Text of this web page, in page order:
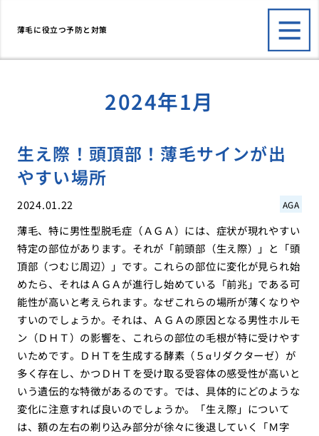
薄毛に役立つ予防と対策
2024年1月
生え際！頭頂部！薄毛サインが出
やすい場所
2024.01.22 AGA
薄毛、特に男性型脱毛症（ＡＧＡ）には、症状が現れやすい
特定の部位があります。それが「前頭部（生え際）」と「頭
頂部（つむじ周辺）」です。これらの部位に変化が見られ始
めたら、それはＡＧＡが進行し始めている「前兆」である可
能性が高いと考えられます。なぜこれらの場所が薄くなりや
すいのでしょうか。それは、ＡＧＡの原因となる男性ホルモ
ン（ＤＨＴ）の影響を、これらの部位の毛根が特に受けやす
いためです。ＤＨＴを生成する酵素（５αリダクターゼ）が
多く存在し、かつＤＨＴを受け取る受容体の感受性が高いと
いう遺伝的な特徴があるのです。では、具体的にどのような
変化に注意すれば良いのでしょうか。「生え際」について
は、額の左右の剃り込み部分が徐々に後退していく「Ｍ字